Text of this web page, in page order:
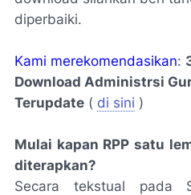
diperbaiki.
Kami merekomendasikan:
Download Administrsi
Terupdate ( di sini )
Mulai kapan RPP satu
diterapkan?
Secara tekstual pada